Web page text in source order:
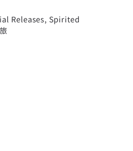
Releases, Spirited